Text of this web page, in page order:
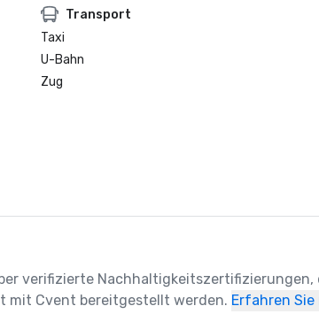
Transport
Taxi
U-Bahn
Zug
verifizierte
mit Cvent bereitgestellt werden. Erfahren Sie